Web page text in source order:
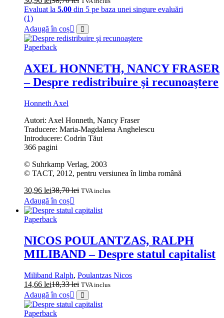
Evaluat la 5.00 din 5 pe baza unei singure evaluări
(1)
Adaugă în coș
Paperback
AXEL HONNETH, NANCY FRASER
– Despre redistribuire şi recunoaştere
Honneth Axel
Autori: Axel Honneth, Nancy Fraser
Traducere: Maria-Magdalena Anghelescu
Introducere: Codrin Tăut
366 pagini
© Suhrkamp Verlag, 2003
© TACT, 2012, pentru versiunea în limba română
30,96 lei38,70lei TVA inclus
Adaugă în coș
Paperback
NICOS POULANTZAS, RALPH
MILIBAND – Despre statul capitalist
Miliband Ralph, Poulantzas Nicos
14,66 lei18,33lei TVA inclus
Adaugă în coș
Paperback